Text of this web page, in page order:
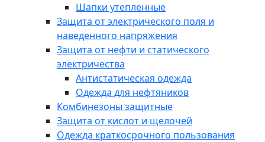
Шапки утепленные
Защита от электрического поля и
наведенного напряжения
Защита от нефти и статического
электричества
Антистатическая одежда
Одежда для нефтяников
Комбинезоны защитные
Защита от кислот и щелочей
Одежда краткосрочного пользования